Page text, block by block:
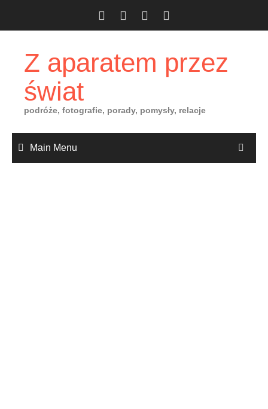
Z aparatem przez
świat
podróże, fotografie, porady, pomysły, relacje
Main Menu